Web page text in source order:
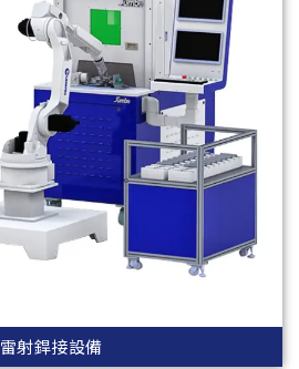
雷射銲接設備